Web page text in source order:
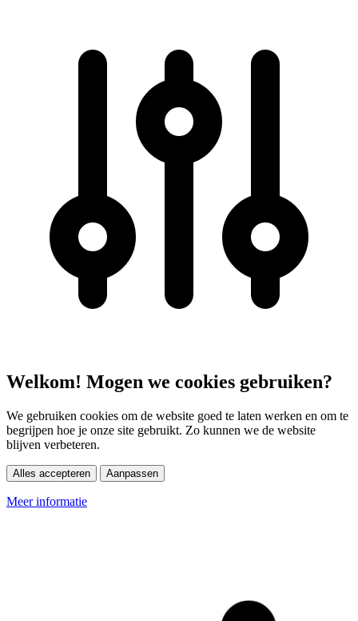
Welkom! Mogen we cookies gebruiken?
We gebruiken cookies om de website goed te laten werken en om te
begrijpen hoe je onze site gebruikt. Zo kunnen we de website
blijven verbeteren.
Alles accepteren Aanpassen
Meer informatie